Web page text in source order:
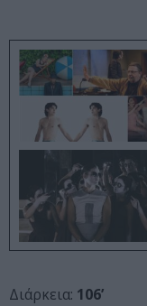
Διάρκεια: 106’